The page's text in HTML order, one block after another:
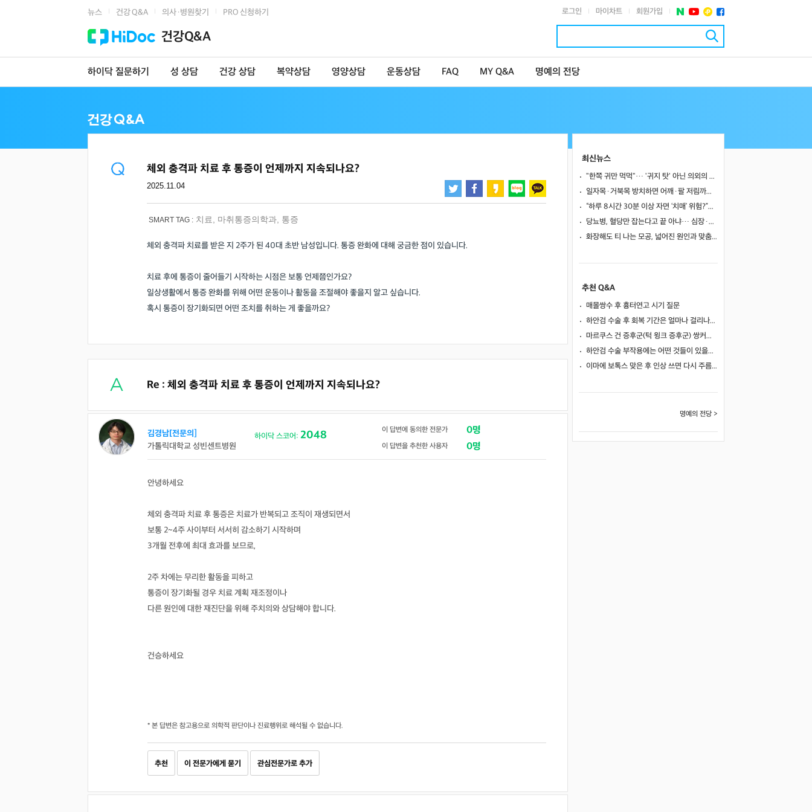
뉴스 건강 Q&A 의사·병원찾기 PRO 신청하기 로그인 마이차트 회원가입
건강Q&A
하이닥 질문하기 성 상담 건강 상담 복약상담 영양상담 운동상담 FAQ MY Q&A 명예의 전당
체외 충격파 치료 후 통증이 언제까지 지속되나요?
2025.11.04
SMART TAG : 치료 마취통증의학과 통증
체외 충격파 치료를 받은 지 2주가 된 40대 초반 남성입니다. 통증 완화에 대해 궁금한 점이 있습니다.
치료 후에 통증이 줄어들기 시작하는 시점은 보통 언제쯤인가요?
일상생활에서 통증 완화를 위해 어떤 운동이나 활동을 조절해야 좋을지 알고 싶습니다.
혹시 통증이 장기화되면 어떤 조치를 취하는 게 좋을까요?
Re : 체외 충격파 치료 후 통증이 언제까지 지속되나요?
김경남[전문의]
가톨릭대학교 성빈센트병원
하이닥 스코어: 2048 이 답변에 동의한 전문가 0명
이 답변을 추천한 사용자 0명
안녕하세요
체외 충격파 치료 후 통증은 치료가 반복되고 조직이 재생되면서
보통 2~4주 사이부터 서서히 감소하기 시작하며
3개월 전후에 최대 효과를 보므로,
2주 차에는 무리한 활동을 피하고
통증이 장기화될 경우 치료 계획 재조정이나
다른 원인에 대한 재진단을 위해 주치의와 상담해야 합니다.
건승하세요
* 본 답변은 참고용으로 의학적 판단이나 진료행위로 해석될 수 없습니다.
추천 이 전문가에게 묻기 관심전문가로 추가
최신뉴스
"한쪽 귀만 먹먹"… '귀지 탓' 아닌 의외의 원인 4가지
일자목·거북목 방치하면 어깨·팔 저림까지…초기 관리가 중요한 이유
“하루 8시간 30분 이상 자면 ‘치매’ 위험?”… 혈액 속 알츠하이머 단백질 늘었다
당뇨병, 혈당만 잡는다고 끝 아냐… 심장·신장·발 건강 관리까지 챙겨야
화장해도 티 나는 모공, 넓어진 원인과 맞춤 치료법
추천 Q&A
매몰쌍수 후 흉터연고 시기 질문
하안검 수술 후 회복 기간은 얼마나 걸리나요?
마르쿠스 건 증후군(턱 윙크 증후군) 쌍커풀 수술 가능 여부
하안검 수술 부작용에는 어떤 것들이 있을까요?
이마에 보톡스 맞은 후 인상 쓰면 다시 주름이 생길까요?
명예의 전당 >